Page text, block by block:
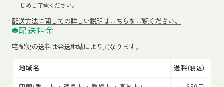
じめご了承ください。
配送方法に関しての詳しい説明はこちらをご覧ください。
配送料金
宅配便の送料は発送地域により異なります。
地域名 送料(税込)